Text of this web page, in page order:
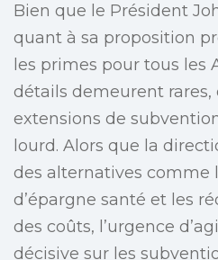
Bien que le Président
quant à sa proposition
les primes pour tous les
détails demeurent rares,
extensions de
lourd. Alors que la
des alternatives comme
d’épargne santé et les
des coûts, l’urgence
décisive sur les